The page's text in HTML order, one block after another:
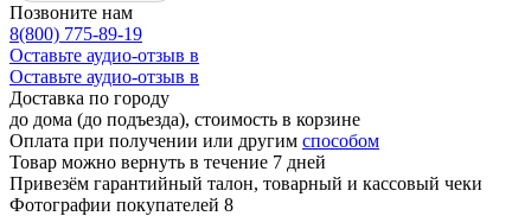
Позвоните нам
8(800) 775-89-19
Оставьте аудио-отзыв в
Оставьте аудио-отзыв в
Доставка по городу
до дома (до подъезда), стоимость в корзине
Оплата при получении или другим способом
Товар можно вернуть в течение 7 дней
Привезём гарантийный талон, товарный и кассовый чеки
Фотографии покупателей 8